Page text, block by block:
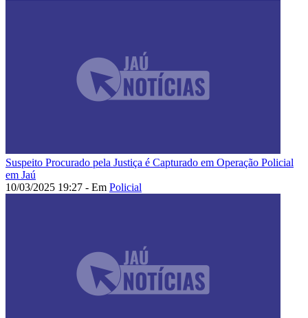
Suspeito Procurado pela Justiça é Capturado em Operação Policial
em Jaú
10/03/2025 19:27 - Em Policial